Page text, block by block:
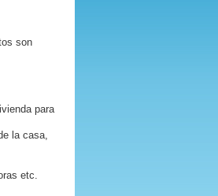
son
para
la casa,
etc.